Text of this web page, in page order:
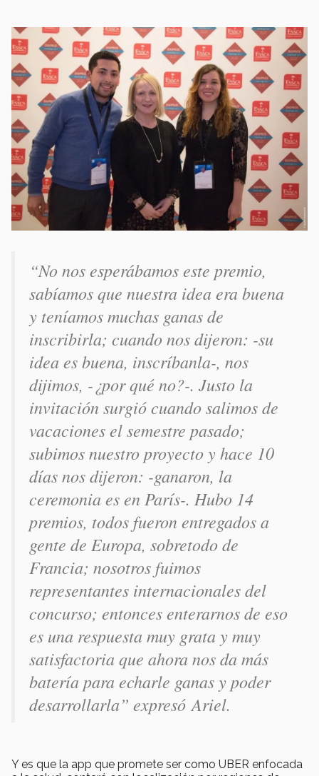
“No nos esperábamos este premio,
sabíamos que nuestra idea era buena
y teníamos muchas ganas de
inscribirla; cuando nos dijeron: -su
idea es buena, inscríbanla-, nos
dijimos, -¿por qué no?-. Justo la
invitación surgió cuando salimos de
vacaciones el semestre pasado;
subimos nuestro proyecto y hace 10
días nos dijeron: -ganaron, la
ceremonia es en París-. Hubo 14
premios, todos fueron entregados a
gente de Europa, sobretodo de
Francia; nosotros fuimos
representantes internacionales del
concurso; entonces enterarnos de eso
es una respuesta muy grata y muy
satisfactoria que ahora nos da más
batería para echarle ganas y poder
desarrollarla” expresó Ariel.
Y es que la app que promete ser como UBER enfocada